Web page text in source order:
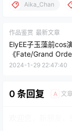
Aika_Chan
作品鉴赏 最新文章
ElyEE子玉藻前cos
《Fate/Grand
提升档次！
2024-1-29 22:47:40
0 条回复 A 文